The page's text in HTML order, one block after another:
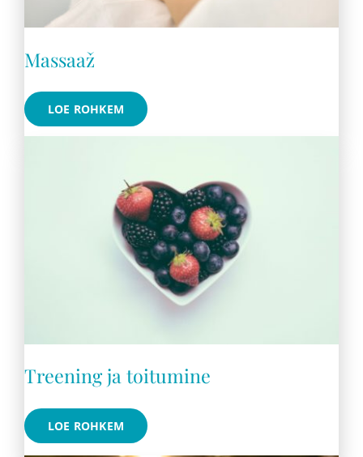
Massaaž
LOE ROHKEM
Treening ja toitumine
LOE ROHKEM